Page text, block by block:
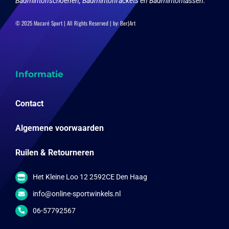
© 2025 Macaré Sport | All Rights Reserved | by:Ber|Art
Informatie
Contact
Algemene voorwaarden
Ruilen & Retourneren
Het Kleine Loo 12 2592CE Den Haag
info@online-sportwinkels.nl
06-57792567